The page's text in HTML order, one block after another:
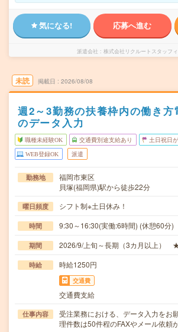
気になる! 応募へ進む
派遣会社 株式会社リクルートスタッフ
未読 掲載日 2026/08/08
週2～3勤務の扶養枠内の働き方
のデータ入力
職種未経験OK 交通費別途支給あり 土日祝日
WEB登録OK 派遣
勤務地
福岡市東区
貝塚(福岡県)駅から徒歩22分
曜日頻度 シフト制※土日休み！
時間 9:30～16:30(実働:6時間) (休憩60分
期間 2026/9/上旬～長期（3カ月以上）
時給 時給1250円
交通費
交通費支給
仕事内容
受注業務における、データ入力をお
理件数は50件程のFAXやメール依頼